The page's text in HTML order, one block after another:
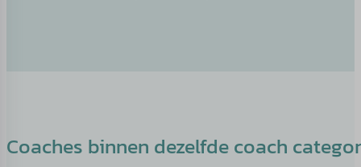
Coaches binnen dezelfde coach